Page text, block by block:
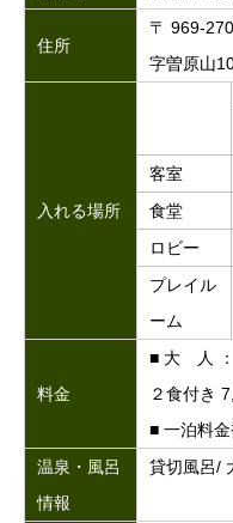
住所
〒 969-
字曽原山
入れる場所
客室
食堂
ロビー
プレイル
ーム
料金
■ 大 人
２食付き
■ 一泊料
温泉・風呂
情報
貸切風呂/